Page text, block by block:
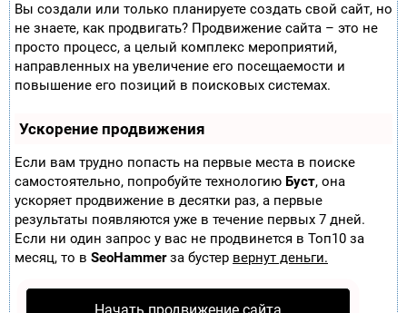
Вы создали или только планируете создать свой сайт, но
не знаете, как продвигать? Продвижение сайта – это не
просто процесс, а целый комплекс мероприятий,
направленных на увеличение его посещаемости и
повышение его позиций в поисковых системах.
Ускорение продвижения
Если вам трудно попасть на первые места в поиске
самостоятельно, попробуйте технологию Буст, она
ускоряет продвижение в десятки раз, а первые
результаты появляются уже в течение первых 7 дней.
Если ни один запрос у вас не продвинется в Топ10 за
месяц, то в SeoHammerза бустер вернут деньги.